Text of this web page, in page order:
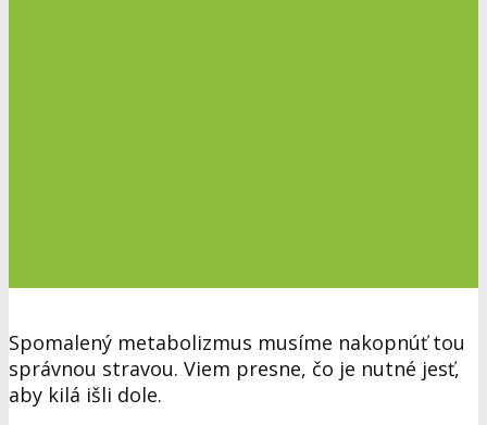
Spomalený metabolizmus musíme nakopnúť tou
správnou stravou. Viem presne, čo je nutné jesť,
aby kilá išli dole.